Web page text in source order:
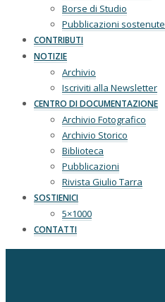
Borse di Studio
Pubblicazioni sostenute
CONTRIBUTI
NOTIZIE
Archivio
Iscriviti alla Newsletter
CENTRO DI DOCUMENTAZIONE
Archivio Fotografico
Archivio Storico
Biblioteca
Pubblicazioni
Rivista Giulio Tarra
SOSTIENICI
5×1000
CONTATTI